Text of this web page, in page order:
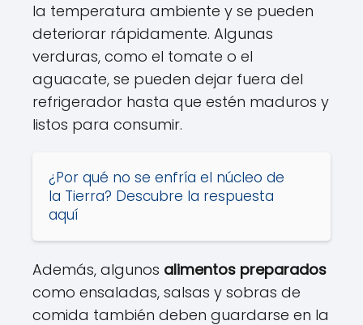
la temperatura ambiente y se pueden
deteriorar rápidamente. Algunas
verduras, como el tomate o el
aguacate, se pueden dejar fuera del
refrigerador hasta que estén maduros y
listos para consumir.
¿Por qué no se enfría el núcleo de
la Tierra? Descubre la respuesta
aquí
Además, algunos alimentos preparados
como ensaladas, salsas y sobras de
comida también deben guardarse en la